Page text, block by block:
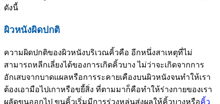
ดังนี้
ผิวหนังผิดปกติ
ความผิดปกติของผิวหนังบริเวณคิ้วคือ อีกหนึ่งสาเหตุที่ไม่
สามารถหลีกเลี่ยงได้ของการเกิดคิ้วบาง ไม่ว่าจะเกิดจากการ
อักเสบจากบาดแผลหรือการระคายเคืองบนผิวหนังจนทำให้เรา
ต้องเอามือไปเกาหรือขยี้สิ่ง ที่ตามมาก็คือทำให้ร่างกายของเรา
ผลัดขนออกไป ขนคิ้วเริ่มมีการร่วงหล่นส่งผลให้คิ้วบางหรือคิ้ว